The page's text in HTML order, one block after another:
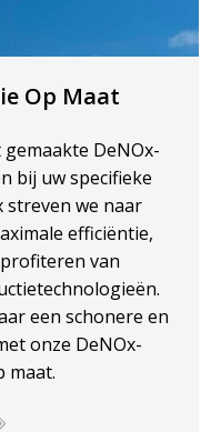
Op Maat
DeNOx-
bij uw specifieke
streven we naar
efficiëntie,
van
een schonere en
onze DeNOx-
maat.